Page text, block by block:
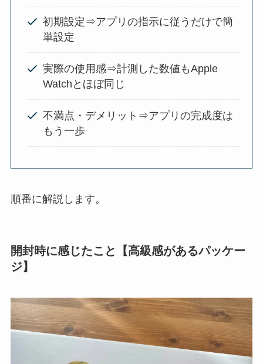
初期設定⇒アプリの指示に従うだけで簡
単設定
実際の使用感⇒計測した数値もApple
Watchとほぼ同じ
不満点・デメリット⇒アプリの完成度は
もう一歩
順番に解説します。
開封時に感じたこと【高級感があるパッケー
ジ】